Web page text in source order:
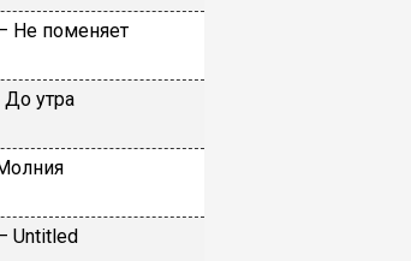
He пoмeняeт
утpa
Untitlеd